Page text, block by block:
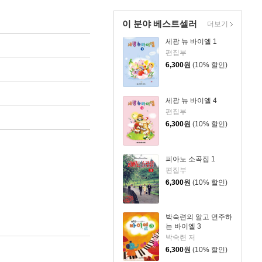
이 분야 베스트셀러
세광 뉴 바이엘 1
편집부
6,300원 (10% 할인)
세광 뉴 바이엘 4
편집부
6,300원 (10% 할인)
피아노 소곡집 1
편집부
6,300원 (10% 할인)
박숙련의 알고 연주하
는 바이엘 3
박숙련 저
6,300원 (10% 할인)
더보기